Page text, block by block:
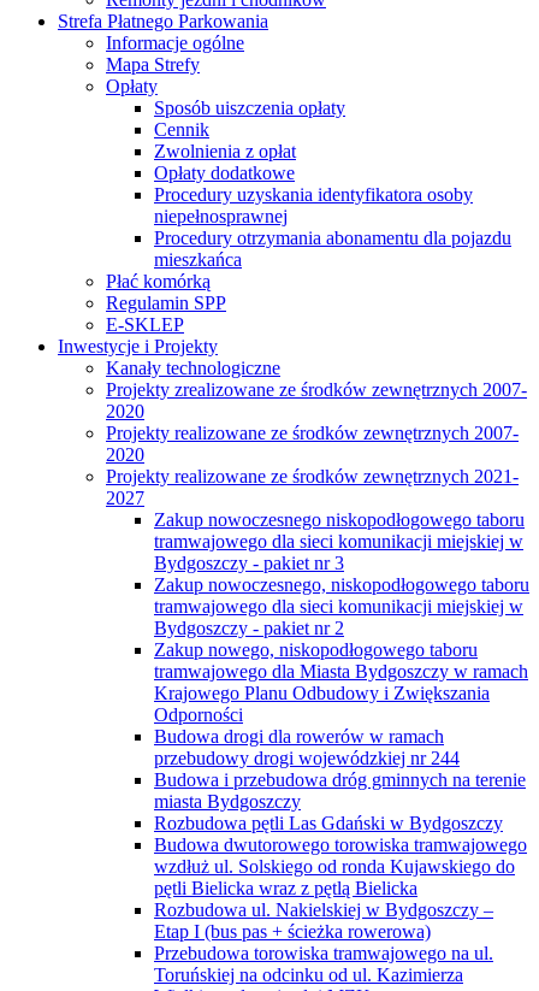
Strefa Płatnego Parkowania
Informacje ogólne
Mapa Strefy
Opłaty
Sposób uiszczenia opłaty
Cennik
Zwolnienia z opłat
Opłaty dodatkowe
Procedury uzyskania identyfikatora osoby
niepełnosprawnej
Procedury otrzymania abonamentu dla pojazdu
mieszkańca
Płać komórką
Regulamin SPP
E-SKLEP
Inwestycje i Projekty
Kanały technologiczne
Projekty zrealizowane ze środków zewnętrznych 2007-
2020
Projekty realizowane ze środków zewnętrznych 2007-
2020
Projekty realizowane ze środków zewnętrznych 2021-
2027
Zakup nowoczesnego niskopodłogowego taboru
tramwajowego dla sieci komunikacji miejskiej w
Bydgoszczy - pakiet nr 3
Zakup nowoczesnego, niskopodłogowego taboru
tramwajowego dla sieci komunikacji miejskiej w
Bydgoszczy - pakiet nr 2
Zakup nowego, niskopodłogowego taboru
tramwajowego dla Miasta Bydgoszczy w ramach
Krajowego Planu Odbudowy i Zwiększania
Odporności
Budowa drogi dla rowerów w ramach
przebudowy drogi wojewódzkiej nr 244
Budowa i przebudowa dróg gminnych na terenie
miasta Bydgoszczy
Rozbudowa pętli Las Gdański w Bydgoszczy
Budowa dwutorowego torowiska tramwajowego
wzdłuż ul. Solskiego od ronda Kujawskiego do
pętli Bielicka wraz z pętlą Bielicka
Rozbudowa ul. Nakielskiej w Bydgoszczy –
Etap I (bus pas + ścieżka rowerowa)
Przebudowa torowiska tramwajowego na ul.
Toruńskiej na odcinku od ul. Kazimierza